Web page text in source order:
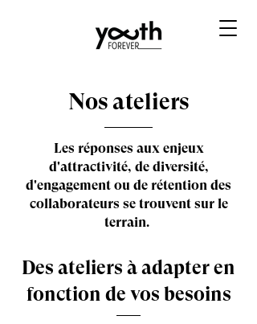
Nos ateliers
Les réponses aux enjeux
d'attractivité, de diversité,
d'engagement ou de rétention des
collaborateurs se trouvent sur le
terrain.
Des ateliers à adapter en
fonction de vos besoins